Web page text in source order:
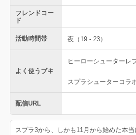
フレンドコー
ド
活動時間帯 夜（19 - 23）
よく使うブキ
ヒーローシューターレ
スプラシューターコラ
配信URL
スプラ3から、しかも11月から始めた本